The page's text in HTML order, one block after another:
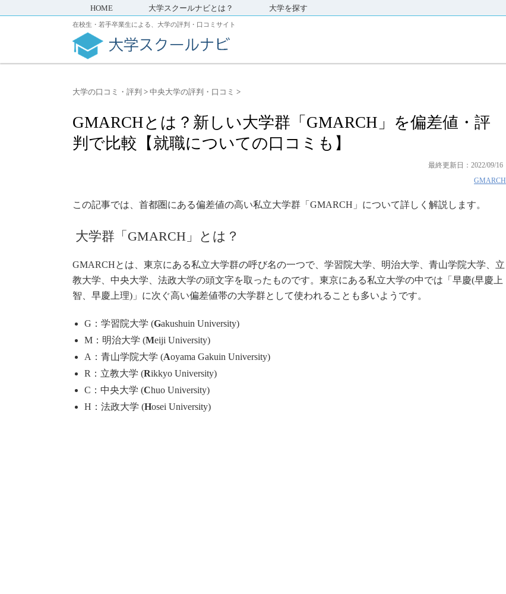
HOME 大学スクールナビとは？ 大学を探す
在校生・若手卒業生による、大学の評判・口コミサイト
大学の口コミ・評判 > 中央大学の評判・口コミ >
GMARCHとは？新しい大学群「GMARCH」を偏差値・評
判で比較【就職についての口コミも】
最終更新日：2022/09/16
GMARCH
この記事では、首都圏にある偏差値の高い私立大学群「GMARCH」について詳しく解説します。
大学群「GMARCH」とは？
GMARCHとは、東京にある私立大学群の呼び名の一つで、学習院大学、明治大学、青山学院大学、立
教大学、中央大学、法政大学の頭文字を取ったものです。東京にある私立大学の中では「早慶(早慶上
智、早慶上理)」に次ぐ高い偏差値帯の大学群として使われることも多いようです。
G：学習院大学 (Gakushuin University)
M：明治大学 (Meiji University)
A：青山学院大学 (Aoyama Gakuin University)
R：立教大学 (Rikkyo University)
C：中央大学 (Chuo University)
H：法政大学 (Hosei University)